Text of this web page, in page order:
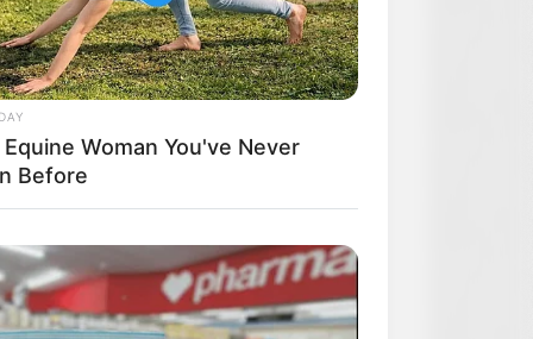
Woman You've Never
Before